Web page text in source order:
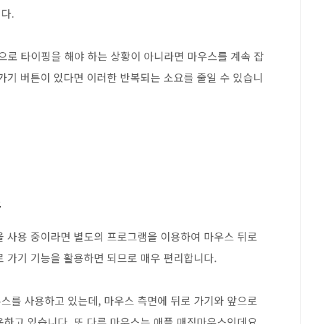
.
로 타이핑을 해야 하는 상황이 아니라면 마우스를 계속 잡
버튼이 있다면 이러한 반복되는 소요를 줄일 수 있습니
사용 중이라면 별도의 프로그램을 이용하여 마우스 뒤로
가기 기능을 활용하면 되므로 매우 편리합니다.
를 사용하고 있는데, 마우스 측면에 뒤로 가기와 앞으로